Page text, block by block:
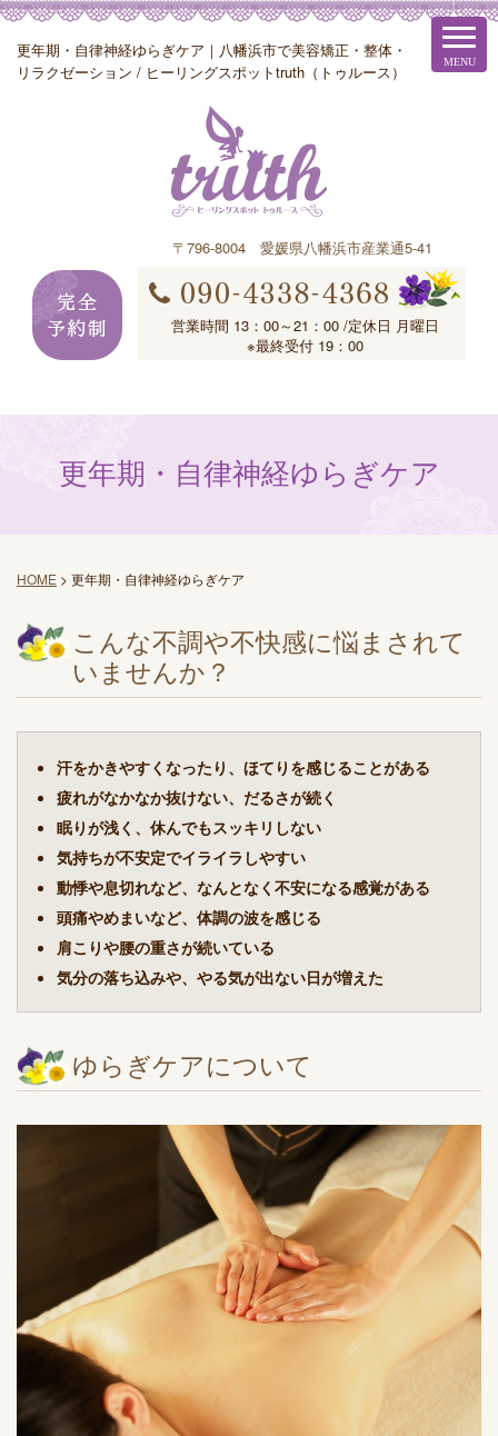
更年期・自律神経ゆらぎケア｜八幡浜市で美容矯正・整体・
リラクゼーション / ヒーリングスポットtruth（トゥルース）
〒796-8004 愛媛県八幡浜市産業通5-41
営業時間 13：00～21：00 /定休日 月曜日
※最終受付 19：00
更年期・自律神経ゆらぎケア
HOME > 更年期・自律神経ゆらぎケア
こんな不調や不快感に悩まされて
いませんか？
汗をかきやすくなったり、ほてりを感じることがある
疲れがなかなか抜けない、だるさが続く
眠りが浅く、休んでもスッキリしない
気持ちが不安定でイライラしやすい
動悸や息切れなど、なんとなく不安になる感覚がある
頭痛やめまいなど、体調の波を感じる
肩こりや腰の重さが続いている
気分の落ち込みや、やる気が出ない日が増えた
ゆらぎケアについて